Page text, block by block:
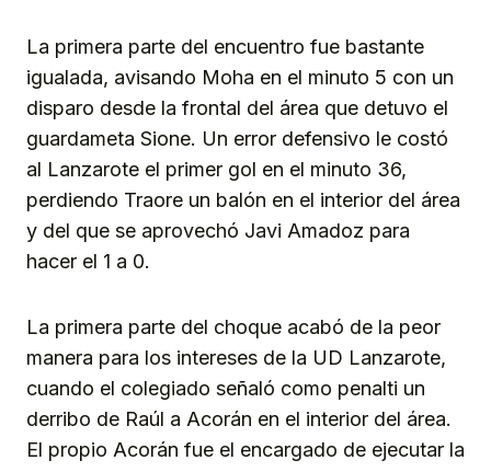
La primera parte del encuentro fue bastante
igualada, avisando Moha en el minuto 5 con un
disparo desde la frontal del área que detuvo el
guardameta Sione. Un error defensivo le costó
al Lanzarote el primer gol en el minuto 36,
perdiendo Traore un balón en el interior del área
y del que se aprovechó Javi Amadoz para
hacer el 1 a 0.
La primera parte del choque acabó de la peor
manera para los intereses de la UD Lanzarote,
cuando el colegiado señaló como penalti un
derribo de Raúl a Acorán en el interior del área.
El propio Acorán fue el encargado de ejecutar la